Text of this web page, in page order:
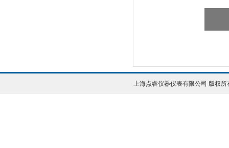
上海点睿仪器仪表有限公司 版权